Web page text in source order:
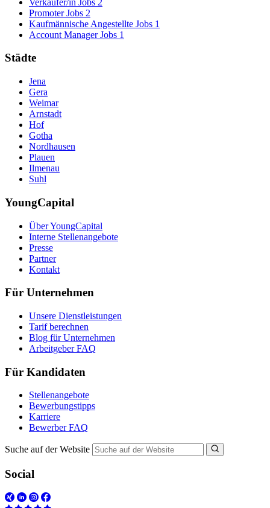
Promoter Jobs 2
Kaufmännische Angestellte Jobs 1
Account Manager Jobs 1
Städte
Jena
Gera
Weimar
Arnstadt
Hof
Gotha
Nordhausen
Plauen
Ilmenau
Suhl
YoungCapital
Über YoungCapital
Interne Stellenangebote
Presse
Partner
Kontakt
Für Unternehmen
Unsere Dienstleistungen
Tarif berechnen
Blog für Unternehmen
Arbeitgeber FAQ
Für Kandidaten
Stellenangebote
Bewerbungstipps
Karriere
Bewerber FAQ
Suche auf der Website
Social